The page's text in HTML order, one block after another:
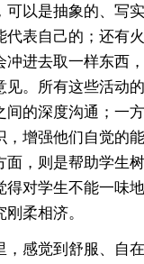
可以是抽象的、写
代表自己的；还有
进去取一样东西
。所有这些活动
间的深度沟通；一
，增强他们自觉的
面，则是帮助学生
得对学生不能一味
柔相济。
，感觉到舒服、自